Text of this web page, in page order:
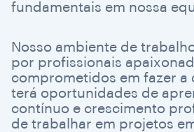
fundamentais em nossa
Nosso ambiente de
por profissionais
comprometidos em fazer a
terá oportunidades de
contínuo e crescimento
de trabalhar em projetos